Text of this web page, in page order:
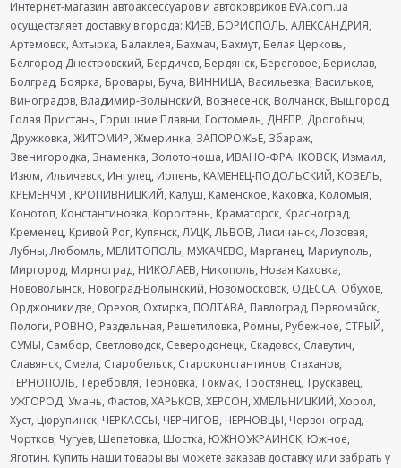
Интернет-магазин автоаксессуаров и автоковриков EVA.com.ua
осуществляет доставку в города: КИЕВ, БОРИСПОЛЬ, АЛЕКСАНДРИЯ,
Артемовск, Ахтырка, Балаклея, Бахмач, Бахмут, Белая Церковь,
Белгород-Днестровский, Бердичев, Бердянск, Береговое, Берислав,
Болград, Боярка, Бровары, Буча, ВИННИЦА, Васильевка, Васильков,
Виноградов, Владимир-Волынский, Вознесенск, Волчанск, Вышгород,
Голая Пристань, Горишние Плавни, Гостомель, ДНЕПР, Дрогобыч,
Дружковка, ЖИТОМИР, Жмеринка, ЗАПОРОЖЬЕ, Збараж,
Звенигородка, Знаменка, Золотоноша, ИВАНО-ФРАНКОВСК, Измаил,
Изюм, Ильичевск, Ингулец, Ирпень, КАМЕНЕЦ-ПОДОЛЬСКИЙ, КОВЕЛЬ,
КРЕМЕНЧУГ, КРОПИВНИЦКИЙ, Калуш, Каменское, Каховка, Коломыя,
Конотоп, Константиновка, Коростень, Краматорск, Красноград,
Кременец, Кривой Рог, Купянск, ЛУЦК, ЛЬВОВ, Лисичанск, Лозовая,
Лубны, Любомль, МЕЛИТОПОЛЬ, МУКАЧЕВО, Марганец, Мариуполь,
Миргород, Мирноград, НИКОЛАЕВ, Никополь, Новая Каховка,
Нововолынск, Новоград-Волынский, Новомосковск, ОДЕССА, Обухов,
Орджоникидзе, Орехов, Охтирка, ПОЛТАВА, Павлоград, Первомайск,
Пологи, РОВНО, Раздельная, Решетиловка, Ромны, Рубежное, СТРЫЙ,
СУМЫ, Самбор, Светловодск, Северодонецк, Скадовск, Славутич,
Славянск, Смела, Старобельск, Староконстантинов, Стаханов,
ТЕРНОПОЛЬ, Теребовля, Терновка, Токмак, Тростянец, Трускавец,
УЖГОРОД, Умань, Фастов, ХАРЬКОВ, ХЕРСОН, ХМЕЛЬНИЦКИЙ, Хорол,
Хуст, Цюрупинск, ЧЕРКАССЫ, ЧЕРНИГОВ, ЧЕРНОВЦЫ, Червоноград,
Чортков, Чугуев, Шепетовка, Шостка, ЮЖНОУКРАИНСК, Южное,
Яготин. Купить наши товары вы можете заказав доставку или забрать у